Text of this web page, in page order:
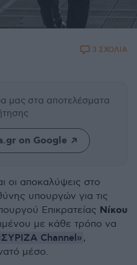
3 ΣΧΟΛΙΑ
μας στα αποτελέσματα
on Google
οι αποκαλύψεις στο
υπουργών για τις
Επικρατείας Νίκου
με κάθε τρόπο να
Channel» ,
μέσο.